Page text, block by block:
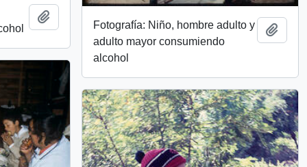
Add to clipboard
Fotografía: Niño, hombre adulto y
adulto mayor consumiendo
alcohol
Add